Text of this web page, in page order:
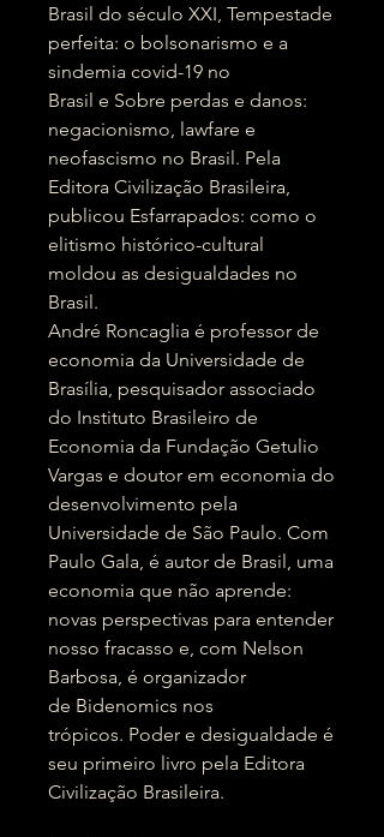
Brasil do século XXI, Tempestade
perfeita: o bolsonarismo e a
sindemia covid-19 no
Brasil e Sobre perdas e danos:
negacionismo, lawfare e
neofascismo no Brasil. Pela
Editora Civilização Brasileira,
publicou Esfarrapados: como o
elitismo histórico-cultural
moldou as desigualdades no
Brasil.
André Roncaglia é professor de
economia da Universidade de
Brasília, pesquisador associado
do Instituto Brasileiro de
Economia da Fundação Getulio
Vargas e doutor em economia do
desenvolvimento pela
Universidade de São Paulo. Com
Paulo Gala, é autor de Brasil, uma
economia que não aprende:
novas perspectivas para entender
nosso fracasso e, com Nelson
Barbosa, é organizador
de Bidenomics nos
trópicos. Poder e desigualdade é
seu primeiro livro pela Editora
Civilização Brasileira.